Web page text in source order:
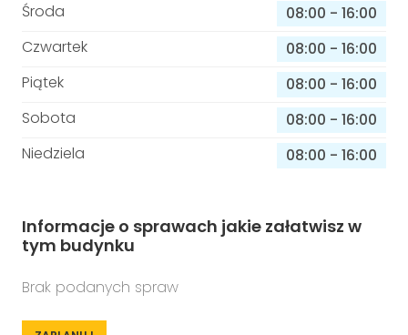
Środa
08:00 - 16:00
Czwartek
08:00 - 16:00
Piątek
08:00 - 16:00
Sobota
08:00 - 16:00
Niedziela
08:00 - 16:00
Informacje o sprawach jakie załatwisz w
tym budynku
Brak podanych spraw